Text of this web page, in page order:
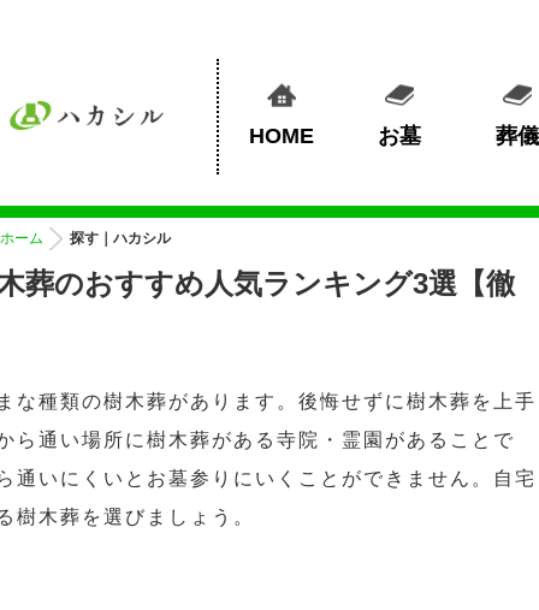
HOME お墓 葬儀
ホーム 探す｜ハカシル
葬のおすすめ人気ランキング3選【徹
な種類の樹木葬があります。後悔せずに樹木葬を上手
ら通い場所に樹木葬がある寺院・霊園があることで
通いにくいとお墓参りにいくことができません。自宅
樹木葬を選びましょう。